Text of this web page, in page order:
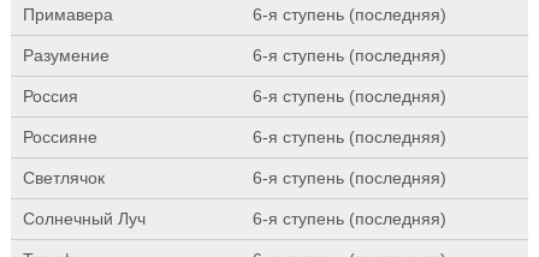
Примавера 6-я ступень (последняя)
Разумение 6-я ступень (последняя)
Россия 6-я ступень (последняя)
Россияне 6-я ступень (последняя)
Светлячок 6-я ступень (последняя)
Солнечный Луч 6-я ступень (последняя)